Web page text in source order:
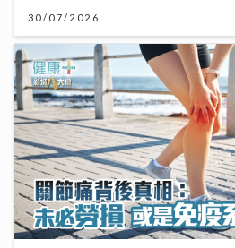
30/07/2026